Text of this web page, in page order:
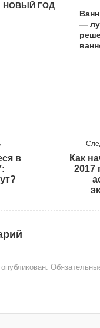
НОВЫЙ ГОД
—
в
Как
2017